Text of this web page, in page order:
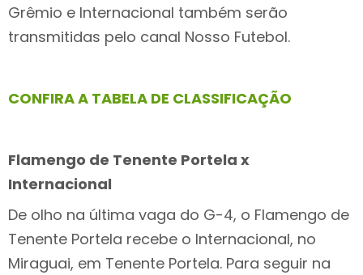
Grêmio e Internacional também serão
transmitidas pelo canal Nosso Futebol.
CONFIRA A TABELA DE CLASSIFICAÇÃO
Flamengo de Tenente Portela x
Internacional
De olho na última vaga do G-4, o Flamengo de
Tenente Portela recebe o Internacional, no
Miraguai, em Tenente Portela. Para seguir na